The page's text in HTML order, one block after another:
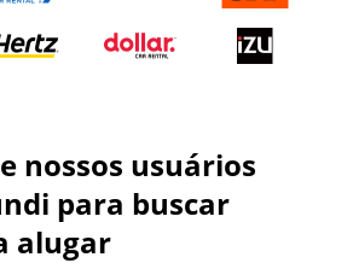
nossos usuários
para buscar
alugar